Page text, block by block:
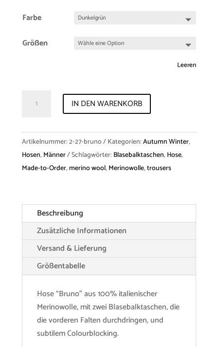
Farbe
Größen
Leeren
"Bruno"
Menge
IN DEN WARENKORB
Artikelnummer:2-27-bruno Kategorien:Autumn Winter,
Hosen, Männer Schlagwörter: Blasebalktaschen, Hose,
Made-to-Order,merino wool, Merinowolle,trousers
Beschreibung
Zusätzliche Informationen
Versand & Lieferung
Größentabelle
Hose “Bruno” aus 100% italienischer
Merinowolle, mit zwei Blasebalktaschen, die
die vorderen Falten durchdringen, und
subtilem Colourblocking.